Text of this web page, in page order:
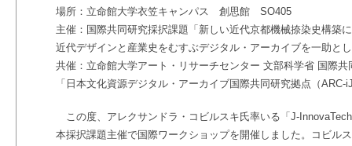
場所：立命館大学衣笠キャンパス 創思館 SO405
主催：国際共同研究採択課題「新しい近代京都機械捺染史構築
近代デザインと産業史をむすぶデジタル・アーカイブを一助と
共催：立命館大学アート・リサーチセンター 文部科学省 国際
「日本文化資源デジタル・アーカイブ国際共同研究拠点（ARC-
この度、アレクサンドラ・コビルスキ氏率いる「J-
本採択課題主催で国際ワークショップを開催しました。コビル